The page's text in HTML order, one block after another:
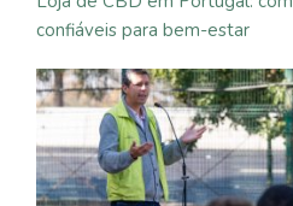
confiáveis para bem-estar